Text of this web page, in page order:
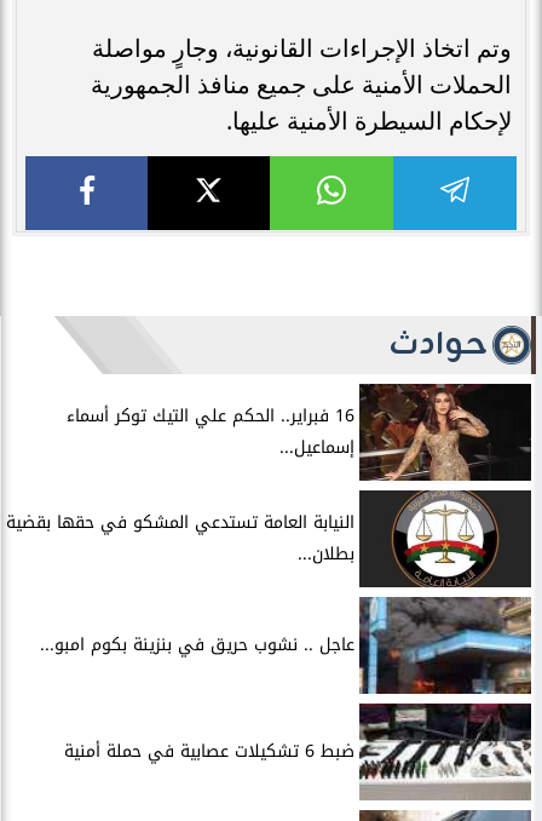
وتم اتخاذ الإجراءات القانونية، وجارٍ مواصلة
الحملات الأمنية على جميع منافذ الجمهورية
لإحكام السيطرة الأمنية عليها.
حوادث
16 فبراير.. الحكم علي التيك توكر أسماء
إسماعيل...
النيابة العامة تستدعي المشكو في حقها بقضية
بطلان...
عاجل .. نشوب حريق في بنزينة بكوم امبو...
ضبط 6 تشكيلات عصابية في حملة أمنية